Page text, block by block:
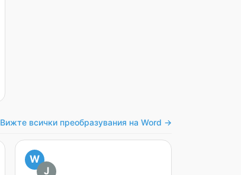
Вижте всички преобразувания на Word →
W
J